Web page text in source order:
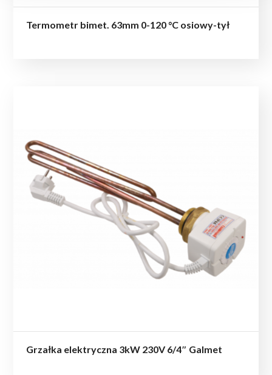
Termometr bimet. 63mm 0-120 °C osiowy-tył
Grzałka elektryczna 3kW 230V 6/4″ Galmet